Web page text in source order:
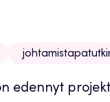
edennyt